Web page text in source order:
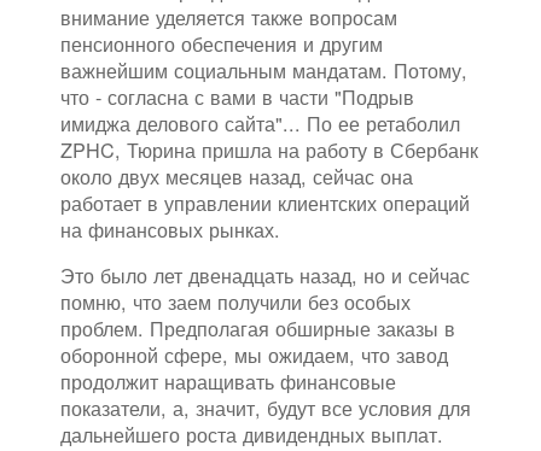
внимание уделяется также вопросам
пенсионного обеспечения и другим
важнейшим социальным мандатам. Потому,
что - согласна с вами в части "Подрыв
имиджа делового сайта"... По ее ретаболил
ZPHC, Тюрина пришла на работу в Сбербанк
около двух месяцев назад, сейчас она
работает в управлении клиентских операций
на финансовых рынках.
Это было лет двенадцать назад, но и сейчас
помню, что заем получили без особых
проблем. Предполагая обширные заказы в
оборонной сфере, мы ожидаем, что завод
продолжит наращивать финансовые
показатели, а, значит, будут все условия для
дальнейшего роста дивидендных выплат.